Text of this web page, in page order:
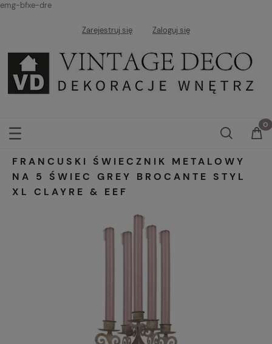
emg-bfxe-dre
Zarejestruj się Zaloguj się
FRANCUSKI ŚWIECZNIK METALOWY
NA 5 ŚWIEC GREY BROCANTE STYL
XL CLAYRE & EEF